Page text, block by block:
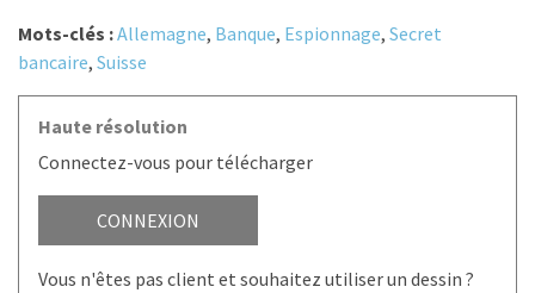
Mots-clés :Allemagne, Banque, Espionnage, Secret
bancaire, Suisse
Haute résolution
Connectez-vous pour télécharger
CONNEXION
Vous n'êtes pas client et souhaitez utiliser un dessin ?